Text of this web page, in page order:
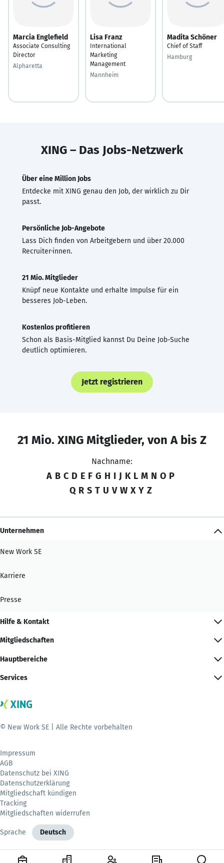
Marcia Englefield
Associate Consulting
Director
Alpharetta
Lisa Franz
International
Marketing
Management
Mannheim
Madita Schöner
Chief of Staff
Hamburg
XING – Das Jobs-Netzwerk
Über eine Million Jobs
Entdecke mit XING genau den Job, der wirklich zu Dir
passt.
Persönliche Job-Angebote
Lass Dich finden von Arbeitgebern und über 20.000
Recruiter·innen.
21 Mio. Mitglieder
Knüpf neue Kontakte und erhalte Impulse für ein
besseres Job-Leben.
Kostenlos profitieren
Schon als Basis-Mitglied kannst Du Deine Job-Suche
deutlich optimieren.
Jetzt registrieren
21 Mio. XING Mitglieder, von A bis Z
Nachname:
A B C D E F G H I J K L M N O P
Q R S T U V W X Y Z
Unternehmen
New Work SE
Karriere
Presse
Hilfe & Kontakt
Mitgliedschaften
Hauptbereiche
Services
© New Work SE | Alle Rechte vorbehalten
Impressum
AGB
Datenschutz bei XING
Datenschutzerklärung
Mitgliedschaft kündigen
Tracking
Mitgliedschaften widerrufen
Sprache Deutsch